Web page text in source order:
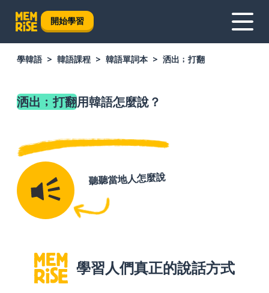
開始學習
學韓語 韓語課程 韓語單詞本 洒出﹔打翻
洒出﹔打翻用韓語怎麼說？
聽聽當地人怎麼說
學習人們真正的說話方式